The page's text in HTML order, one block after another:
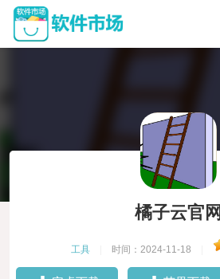
橘子云官网
工具 时间：2024-11-18